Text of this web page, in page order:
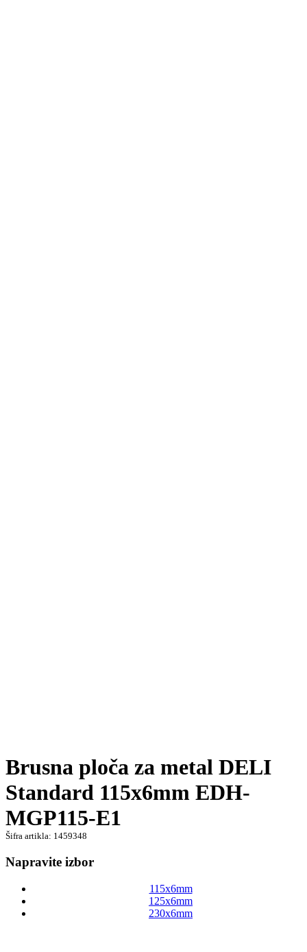
Brusna ploča za metal DELI
Standard 115x6mm EDH-
MGP115-E1
Šifra artikla: 1459348
Napravite izbor
115x6mm
125x6mm
230x6mm